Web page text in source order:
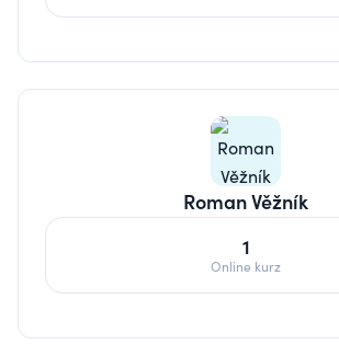
Roman Věžník
1
Online kurz